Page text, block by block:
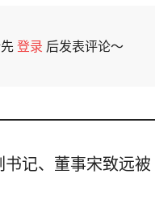
登录 后发表评论～
记、董事宋致远被